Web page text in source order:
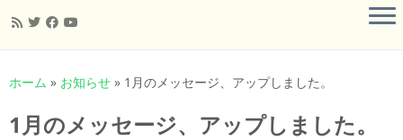
ン
ン
ホーム » お知らせ » 1月のメッセージ、アップしました。
1月のメッセージ、アップしました。